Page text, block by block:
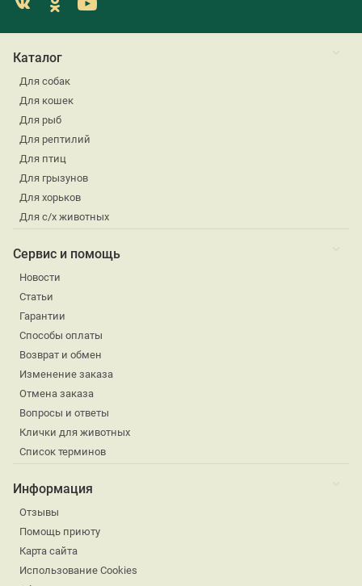
Каталог
Для собак
Для кошек
Для рыб
Для рептилий
Для птиц
Для грызунов
Для хорьков
Для с/х животных
Сервис и помощь
Новости
Статьи
Гарантии
Способы оплаты
Возврат и обмен
Изменение заказа
Отмена заказа
Вопросы и ответы
Клички для животных
Список терминов
Информация
Отзывы
Помощь приюту
Карта сайта
Использование Cookies